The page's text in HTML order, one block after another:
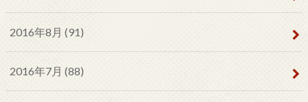
2016年8月 (91)
2016年7月 (88)